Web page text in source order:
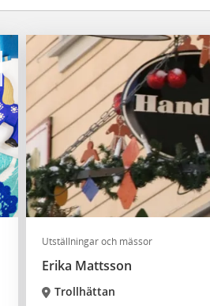
Utställningar och mässor
Erika Mattsson
Trollhättan